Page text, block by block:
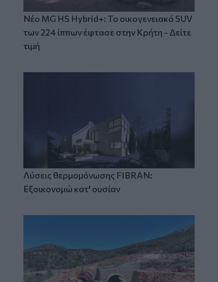
Νέο MG HS Hybrid+: Το οικογενειακό SUV
των 224 ίππων έφτασε στην Κρήτη - Δείτε
τιμή
Λύσεις θερμομόνωσης FIBRAN:
Εξοικονομώ κατ' ουσίαν